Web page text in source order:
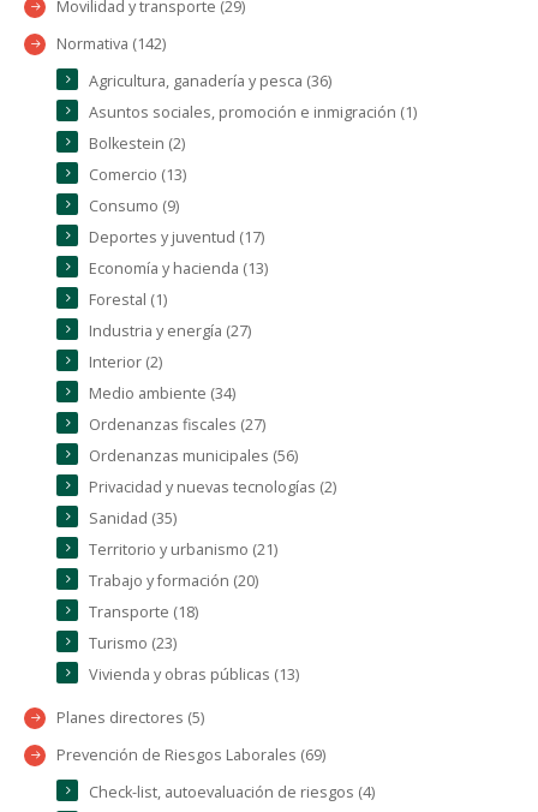
Movilidad y transporte (29)
Normativa (142)
Agricultura, ganadería y pesca (36)
Asuntos sociales, promoción e inmigración (1)
Bolkestein (2)
Comercio (13)
Consumo (9)
Deportes y juventud (17)
Economía y hacienda (13)
Forestal (1)
Industria y energía (27)
Interior (2)
Medio ambiente (34)
Ordenanzas fiscales (27)
Ordenanzas municipales (56)
Privacidad y nuevas tecnologías (2)
Sanidad (35)
Territorio y urbanismo (21)
Trabajo y formación (20)
Transporte (18)
Turismo (23)
Vivienda y obras públicas (13)
Planes directores (5)
Prevención de Riesgos Laborales (69)
Check-list, autoevaluación de riesgos (4)